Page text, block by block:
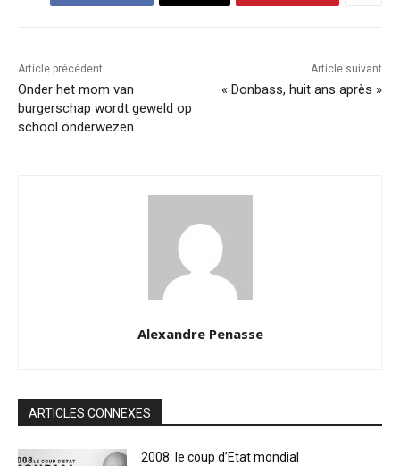
Article précédent
Onder het mom van
burgerschap wordt geweld op
school onderwezen.
Article suivant
« Donbass, huit ans après »
Alexandre Penasse
ARTICLES CONNEXES
2008: le coup d’Etat mondial